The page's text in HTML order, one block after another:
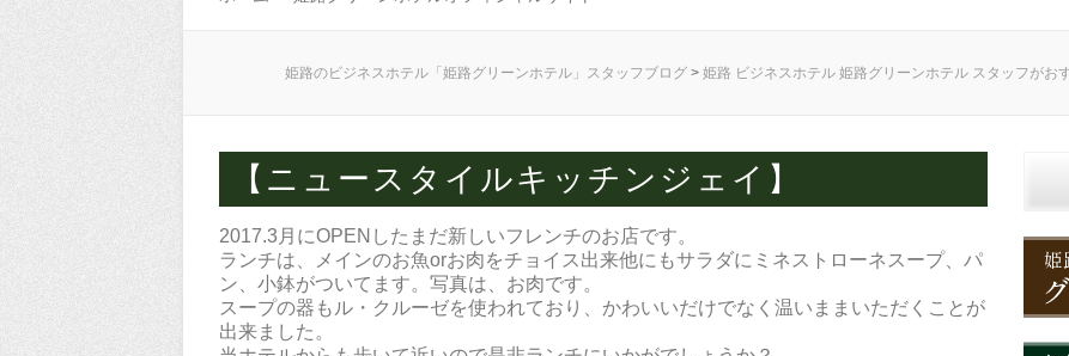
姫路のビジネスホテル「姫路グリーンホテル」スタッフブログ > 姫路 ビジネスホテル 姫路グリーンホテル スタッフがお
【ニュースタイルキッチンジェイ】
2017.3月にOPENしたまだ新しいフレンチのお店です。
ランチは、メインのお魚orお肉をチョイス出来他にもサラダにミネストローネスープ、パ
ン、小鉢がついてます。写真は、お肉です。
スープの器もル・クルーゼを使われており、かわいいだけでなく温いままいただくことが
出来ました。